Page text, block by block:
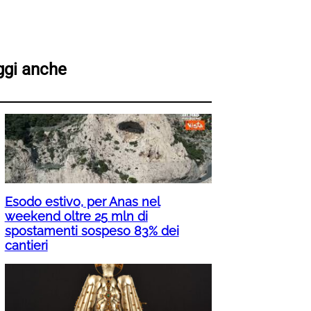
anche
Esodo estivo, per Anas nel
weekend oltre 25 mln di
spostamenti sospeso 83% dei
cantieri